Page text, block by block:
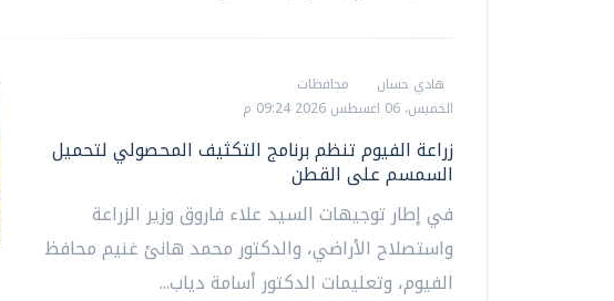
هادي حسان
محافظات
الخميس، 06 اغسطس 2026 09:24 م
زراعة الفيوم تنظم برنامج التكثيف المحصولي لتحميل
السمسم على القطن
في إطار توجيهات السيد علاء فاروق وزير الزراعة
واستصلاح الأراضي، والدكتور محمد هانئ غنيم محافظ
الفيوم، وتعليمات الدكتور أسامة دياب...